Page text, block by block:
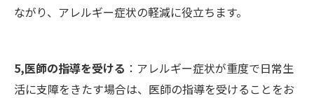
ながり、アレルギー症状の軽減に役立ちます。
5,医師の指導を受ける ：アレルギー症状が重度で日常生
活に支障をきたす場合は、医師の指導を受けることをお